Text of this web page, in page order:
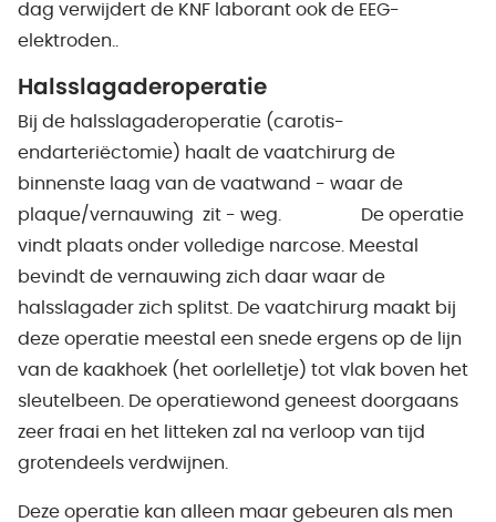
dag verwijdert de KNF laborant ook de EEG-
elektroden..
Halsslagaderoperatie
Bij de halsslagaderoperatie (carotis-
endarteriëctomie) haalt de vaatchirurg de
binnenste laag van de vaatwand - waar de
plaque/vernauwing zit - weg. De operatie
vindt plaats onder volledige narcose. Meestal
bevindt de vernauwing zich daar waar de
halsslagader zich splitst. De vaatchirurg maakt bij
deze operatie meestal een snede ergens op de lijn
van de kaakhoek (het oorlelletje) tot vlak boven het
sleutelbeen. De operatiewond geneest doorgaans
zeer fraai en het litteken zal na verloop van tijd
grotendeels verdwijnen.
Deze operatie kan alleen maar gebeuren als men